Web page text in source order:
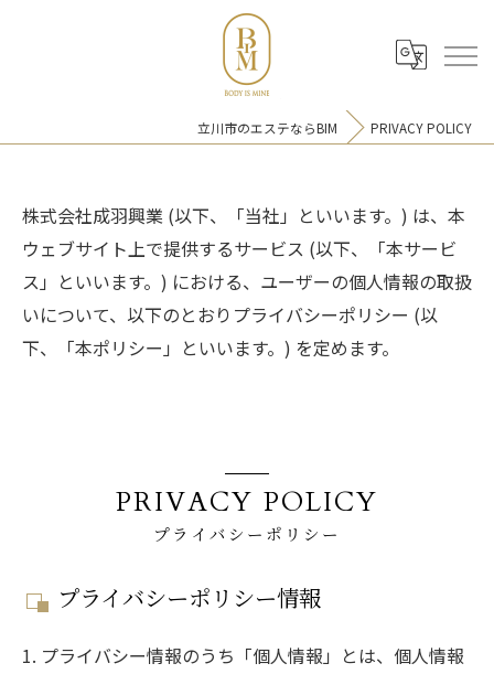
立川市のエステならBIM PRIVACY POLICY
株式会社成羽興業 (以下、「当社」といいます。) は、本
ウェブサイト上で提供するサービス (以下、「本サービ
ス」といいます。) における、ユーザーの個人情報の取扱
いについて、以下のとおりプライバシーポリシー (以
下、「本ポリシー」といいます。) を定めます。
プライバシーポリシー
PRIVACY POLICY
プライバシーポリシー情報
1. プライバシー情報のうち「個人情報」とは、個人情報